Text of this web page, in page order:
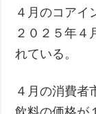
４月のコアイ
２０２５年４
れている。
４月の消費者